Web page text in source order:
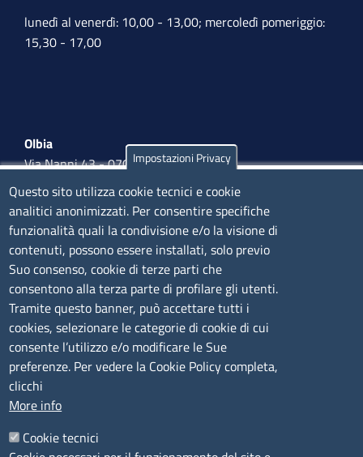
lunedì al venerdì: 10,00 - 13,00; mercoledì pomeriggio:
15,30 - 17,00
Olbia
Via Nanni 43 - 07026 Olbia
Tel. 0789 66122 | 0789 69580
mail: ufficio.olbia@ss.camcom.it
lunedì al venerdì: 9,00 - 12,00; lunedì pomeriggio: 16,00
- 17,00
CONTATTI
Camera di Commercio, Industria, Artigianato e
Agricoltura di Sassari
PEC
P.IVA01047570906
Codice Fiscale
Impostazioni Privacy
Questo sito utilizza cookie tecnici e cookie
analitici anonimizzati. Per consentire specifiche
funzionalità quali la condivisione e/o la visione di
contenuti, possono essere installati, solo previo
Suo consenso, cookie di terze parti che
consentono alla terza parte di profilare gli utenti.
Tramite questo banner, può accettare tutti i
cookies, selezionare le categorie di cookie di cui
consente l’utilizzo e/o modificare le Sue
preferenze. Per vedere la Cookie Policy completa,
clicchi
More info
Cookie tecnici